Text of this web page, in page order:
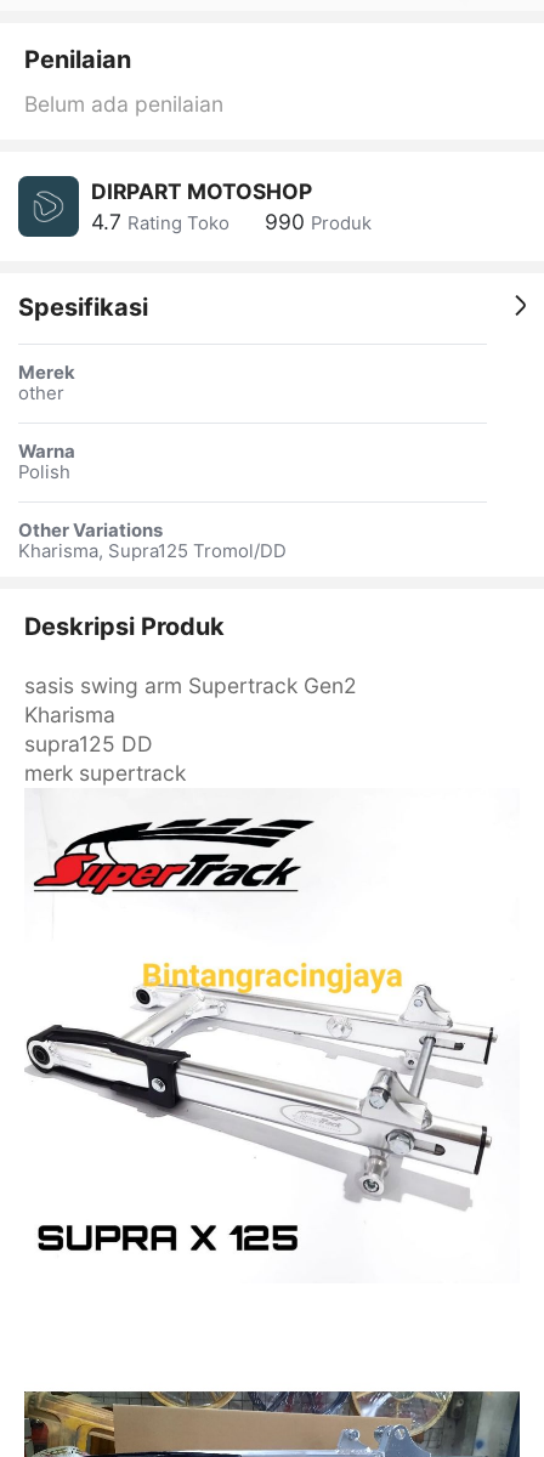
Penilaian
Belum ada penilaian
DIRPART MOTOSHOP
4.7 Rating Toko 990 Produk
Spesifikasi
Merek
other
Warna
Polish
Other Variations
Kharisma, Supra125 Tromol/DD
Deskripsi Produk
sasis swing arm Supertrack Gen2
Kharisma
supra125 DD
merk supertrack